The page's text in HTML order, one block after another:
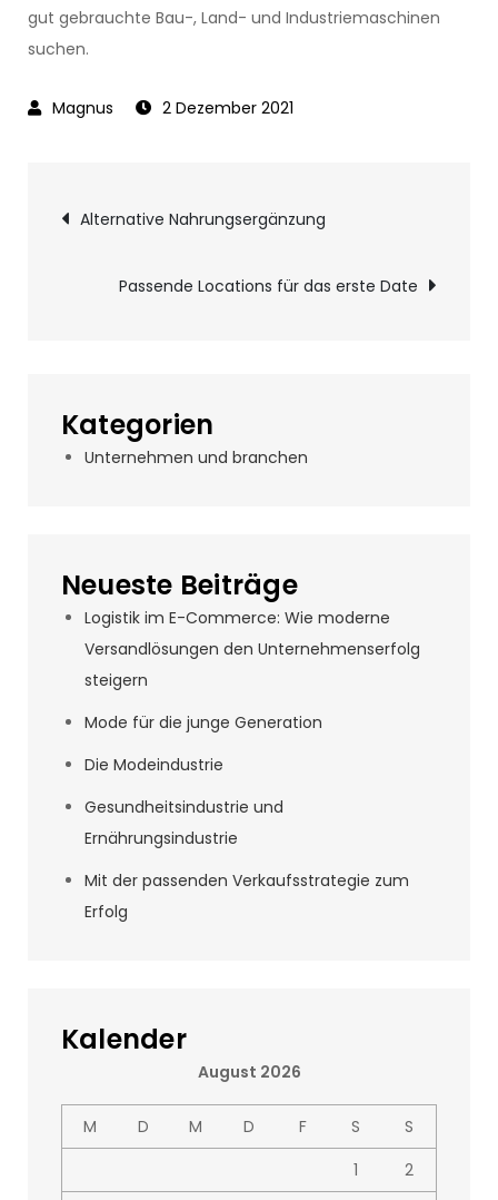
gut gebrauchte Bau-, Land- und Industriemaschinen
suchen.
2 Dezember 2021
Alternative Nahrungsergänzung
Passende Locations für das erste Date
Kategorien
Unternehmen und branchen
Neueste Beiträge
Logistik im E-Commerce: Wie moderne
Versandlösungen den Unternehmenserfolg
steigern
Mode für die junge Generation
Die Modeindustrie
Gesundheitsindustrie und
Ernährungsindustrie
Mit der passenden Verkaufsstrategie zum
Erfolg
Kalender
August 2026
M D M D F S
S
1
2